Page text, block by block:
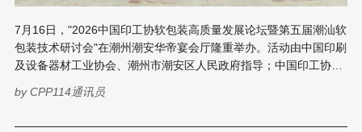
7月16日，"2026中国印工协软包装高质量发展论坛暨第五届潮汕软
包装技术研讨会"在潮州潮安华帝宴会厅隆重举办。活动由中国印刷
及设备器材工业协会、潮州市潮安区人民政府指导；中国印工协软
包装印刷分会、中国印工协VOCs治理专业委员会、潮州市潮安区
包装印刷行业主办；潮安区“高校-产业”技术创新联盟、潮讯(潮州)
byCPP114通讯员